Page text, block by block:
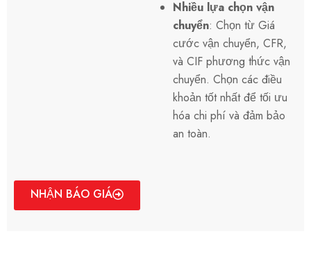
Nhiều lựa chọn vận
chuyển: Chọn từ Giá
cước vận chuyển, CFR,
và CIF phương thức vận
chuyển. Chọn các điều
khoản tốt nhất để tối ưu
hóa chi phí và đảm bảo
an toàn.
NHẬN BÁO GIÁ